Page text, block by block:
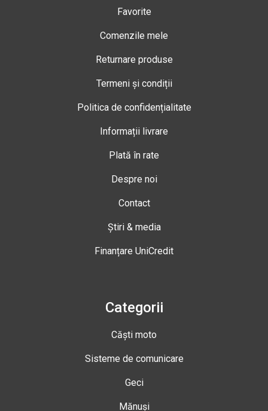
Favorite
Comenzile mele
Returnare produse
Termeni și condiții
Politica de confidențialitate
Informații livrare
Plată în rate
Despre noi
Contact
Știri & media
Finanțare UniCredit
Categorii
Căști moto
Sisteme de comunicare
Geci
Mănuși